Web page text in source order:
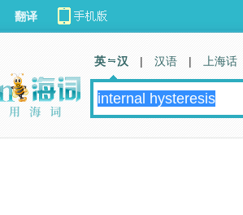
翻译
英 汉 | 汉语 | 上海话